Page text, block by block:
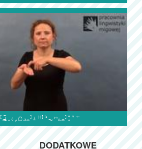

DODATKOWE